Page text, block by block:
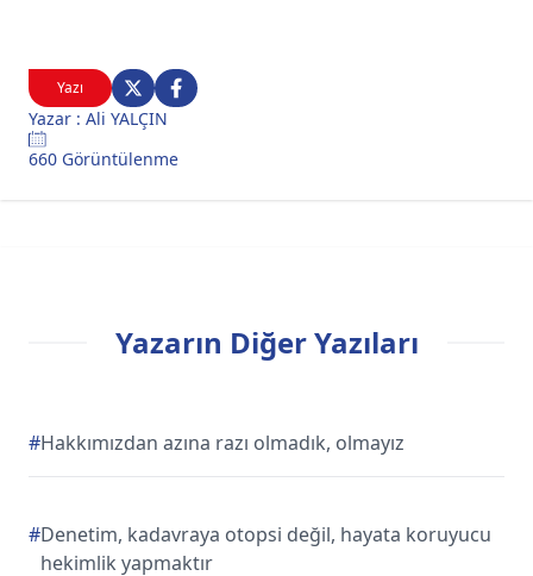
Yazı
Yazar : Ali YALÇIN
660 Görüntülenme
Yazarın Diğer Yazıları
#Hakkımızdan azına razı olmadık, olmayız
#Denetim, kadavraya otopsi değil, hayata koruyucu
hekimlik yapmaktır